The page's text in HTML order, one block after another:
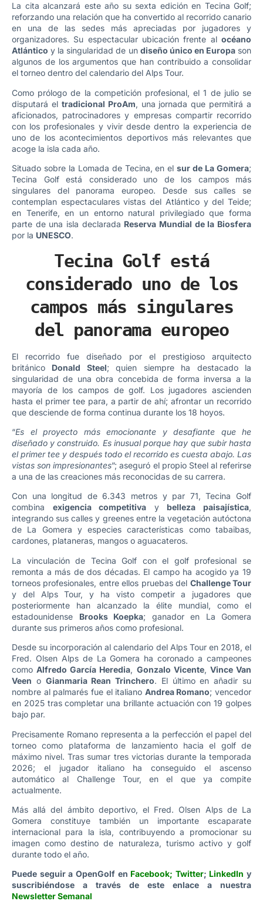
La cita alcanzará este año su sexta edición en Tecina Golf;
reforzando una relación que ha convertido al recorrido canario
en una de las sedes más apreciadas por jugadores y
organizadores. Su espectacular ubicación frente al océano
Atlántico y la singularidad de un diseño único en Europason
algunos de los argumentos que han contribuido a consolidar
el torneo dentro del calendario del Alps Tour.
Como prólogo de la competición profesional, el 1 de julio se
disputará el tradicional ProAm, una jornada que permitirá a
aficionados, patrocinadores y empresas compartir recorrido
con los profesionales y vivir desde dentro la experiencia de
uno de los acontecimientos deportivos más relevantes que
acoge la isla cada año.
Situado sobre la Lomada de Tecina, en elsur de La Gomera;
Tecina Golf está considerado uno de los campos más
singulares del panorama europeo. Desde sus calles se
contemplan espectaculares vistas del Atlántico y del Teide;
en Tenerife, en un entorno natural privilegiado que forma
parte de una isla declarada Reserva Mundial de la Biosfera
por la UNESCO.
Tecina Golf está
considerado uno de los
campos más singulares
del panorama europeo
El recorrido fue diseñado por el prestigioso arquitecto
británico Donald Steel; quien siempre ha destacado la
singularidad de una obra concebida de forma inversa a la
mayoría de los campos de golf. Los jugadores ascienden
hasta el primer tee para, a partir de ahí; afrontar un recorrido
que desciende de forma continua durante los 18 hoyos.
“Es el proyecto más emocionante y desafiante que he
diseñado y construido. Es inusual porque hay que subir hasta
el primer tee y después todo el recorrido es cuesta abajo. Las
vistas son impresionantes”; aseguró el propio Steel al referirse
a una de las creaciones más reconocidas de su carrera.
Con una longitud de 6.343 metros y par 71, Tecina Golf
combina exigencia competitiva y belleza paisajística,
integrando sus calles y greenes entre la vegetación autóctona
de La Gomera y especies características como tabaibas,
cardones, plataneras, mangos o aguacateros.
La vinculación de Tecina Golf con el golf profesional se
remonta a más de dos décadas. El campo ha acogido ya 19
torneos profesionales, entre ellos pruebas del Challenge Tour
y del Alps Tour, y ha visto competir a jugadores que
posteriormente han alcanzado la élite mundial, como el
estadounidense Brooks Koepka; ganador en La Gomera
durante sus primeros años como profesional.
Desde su incorporación al calendario del Alps Tour en 2018, el
Fred. Olsen Alps de La Gomera ha coronado a campeones
comoAlfredo García Heredia, Gonzalo Vicente, Vince Van
Veen o Gianmaria Rean Trinchero. El último en añadir su
nombre al palmarés fue el italiano Andrea Romano; vencedor
en 2025 tras completar una brillante actuación con 19 golpes
bajo par.
Precisamente Romano representa a la perfección el papel del
torneo como plataforma de lanzamiento hacia el golf de
máximo nivel. Tras sumar tres victorias durante la temporada
2026; el jugador italiano ha conseguido el ascenso
automático al Challenge Tour, en el que ya compite
actualmente.
Más allá del ámbito deportivo, el Fred. Olsen Alps de La
Gomera constituye también un importante escaparate
internacional para la isla, contribuyendo a promocionar su
imagen como destino de naturaleza, turismo activo y golf
durante todo el año.
Puede seguir a OpenGolf en Facebook; Twitter; LinkedIn y
suscribiéndose a través de este enlace a nuestra
Newsletter Semanal